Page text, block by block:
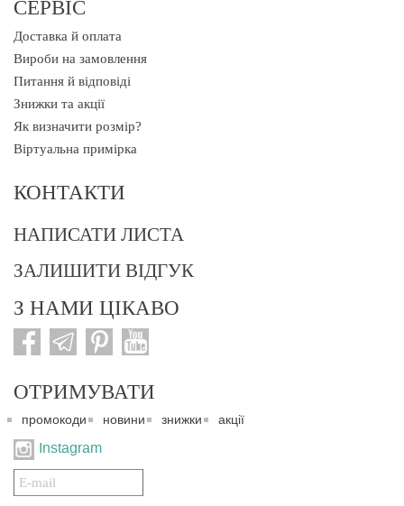
СЕРВІС
Доставка й оплата
Вироби на замовлення
Питання й відповіді
Знижки та акції
Як визначити розмір?
Віртуальна примірка
КОНТАКТИ
НАПИСАТИ ЛИСТА
ЗАЛИШИТИ ВІДГУК
З НАМИ ЦІКАВО
ОТРИМУВАТИ
промокоди новини знижки акції
Instagram
Подписаться
на